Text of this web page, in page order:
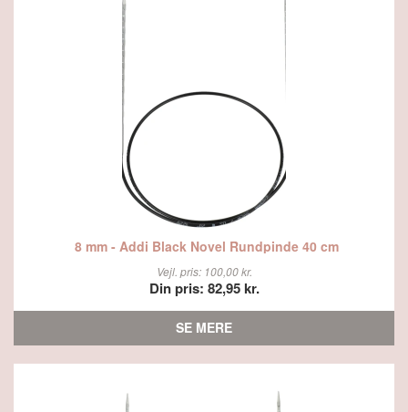
8 mm - Addi Black Novel Rundpinde 40 cm
Vejl. pris: 100,00 kr.
Din pris: 82,95 kr.
SE MERE